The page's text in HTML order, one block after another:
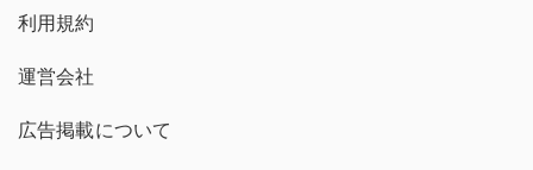
利用規約
運営会社
広告掲載について